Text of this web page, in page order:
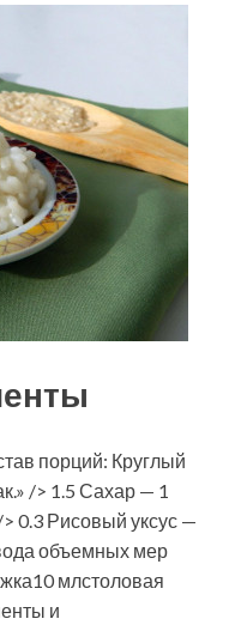
порций: Круглый
/> 1.5 Сахар — 1
0.3 Рисовый уксус —
объемных мер
млстоловая
и